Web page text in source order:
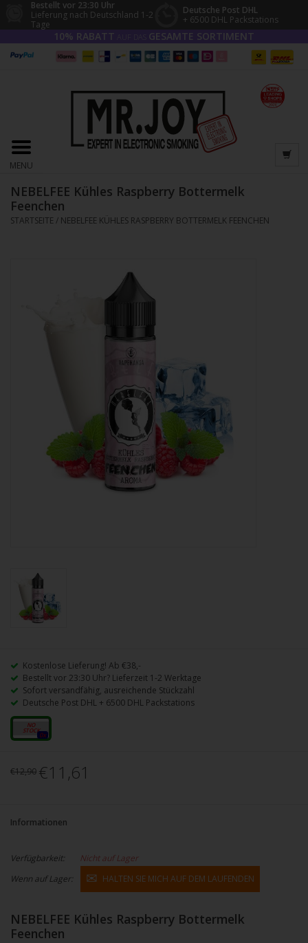
Bestellt vor 23:30 Uhr
Lieferung nach Deutschland 1-2
Tage
Deutsche Post DHL
+ 6500 DHL Packstations
10% RABATT GESAMTE SORTIMENT
MENU
NEBELFEE Kühles Raspberry Bottermelk
Feenchen
STARTSEITE / NEBELFEE KÜHLES RASPBERRY BOTTERMELK FEENCHEN
Kostenlose Lieferung! Ab €38,-
Bestellt vor 23:30 Uhr? Lieferzeit 1-2 Werktage
Sofort versandfähig, ausreichende Stückzahl
Deutsche Post DHL + 6500 DHL Packstations
10ml
0x
€12,90 €11,61
Informationen
Verfügbarkeit:
Nicht auf Lager
Wenn auf Lager:
HALTEN SIE MICH AUF DEM LAUFENDEN
NEBELFEE Kühles Raspberry Bottermelk
Feenchen